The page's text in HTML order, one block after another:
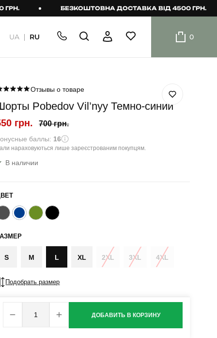
БЕЗКОШТОВНА ДОСТАВКА ВІД 4500 ГРН.
шорти
Шорти
UA RU 0
Отзывы о товаре
Pobedov Vil’nyy Темно-синий
грн. 700 грн.
баллы: 16
нараховуються лише зареєстрованим покупцям.
В наличии
S M L XL 2XL 3XL 4XL
Подобрать размер
ДОБАВИТЬ В КОРЗИНУ